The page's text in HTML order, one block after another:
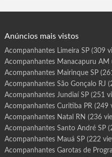
Anúncios mais vistos
Acompanhantes Limeira SP(309
Acompanhantes Manacapuru AM
Acompanhantes Mairinque SP
Acompanhantes São Gonçalo RJ
Acompanhantes Jundiaí SP(251
Acompanhantes Curitiba PR (249
Acompanhantes Natal RN (236
Acompanhantes Santo André SP
Acompanhantes Mauá SP(222
Acompanhantes Garotas de